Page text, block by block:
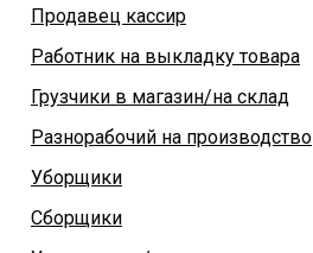
Сборщики
Уборщики
Разнорабочий на производство
Грузчики в магазин/на склад
Работник на выкладку товара
Продавец кассир